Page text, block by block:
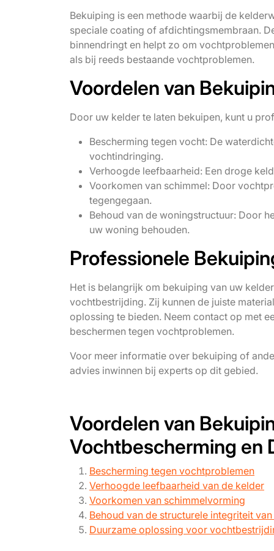
Bekuiping is een methode waarbij de
speciale coating of afdichtingsmembraan.
binnendringt en helpt zo om
als bij reeds bestaande vochtproblemen.
Voordelen van
Door uw kelder te laten bekuipen, kunt u
Bescherming tegen vocht: De
vochtindringing.
Verhoogde leefbaarheid: Een droge
Voorkomen van schimmel: Door
tegengegaan.
Behoud van de woningstructuur: Door
uw woning behouden.
Professionele
Het is belangrijk om bekuiping van uw
vochtbestrijding. Zij kunnen de juiste
oplossing te bieden. Neem contact op met
beschermen tegen vochtproblemen.
Voor meer informatie over bekuiping of
advies inwinnen bij experts op dit gebied.
Voordelen van
Vochtbescherming en
Bescherming tegen vochtproblemen
Verhoogde leefbaarheid van de kelder
Voorkomen van schimmelvorming
Behoud van de structurele integriteit
Duurzame oplossing voor